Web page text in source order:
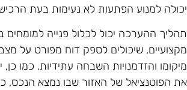
למנוע הפתעות לא נעימות בעת
ההערכה יכול לכלול פנייה למומחים
שיכולים לספק דוח מפורט על
והזדמנויות השבחה עתידיות. כמו
הפוטנציאל של האזור שבו נמצא הנכס,